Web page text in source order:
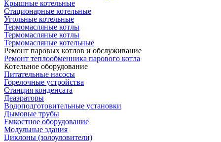
Крышные котельные
Стационарные котельные
Угольные котельные
Термомасляные котлы
Термомасляные котлы
Термомасляные котельные
Ремонт паровых котлов и обслуживание
Ремонт теплообменника парового котла
Котельное оборудование
Питательные насосы
Горелочные устройства
Станция конденсата
Деаэраторы
Водоподготовительные установки
Дымовые трубы
Емкостное оборудование
Mодульные здания
Циклоны (золоуловители)